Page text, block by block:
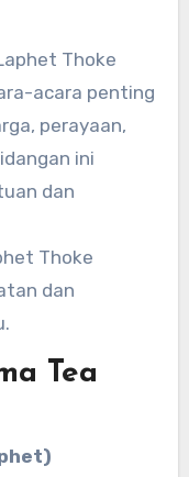
Thoke
acara penting
perayaan,
ini
dan
Thoke
dan
Tea